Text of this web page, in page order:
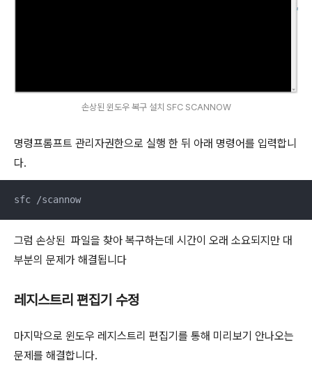
손상된 윈도우 복구 설치 SFC SCANNOW
명령프롬프트 관리자권한으로 실행 한 뒤 아래 명령어를 입력합니
다.
sfc /scannow
그럼 손상된 파일을 찾아 복구하는데 시간이 오래 소요되지만 대
부분의 문제가 해결됩니다
레지스트리 편집기 수정
마지막으로 윈도우 레지스트리 편집기를 통해 미리보기 안나오는
문제를 해결합니다.